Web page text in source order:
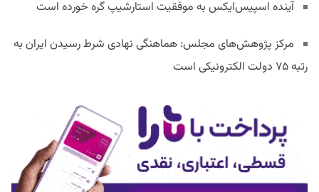
آینده اسپیس‌ایکس به موفقیت استارشیپ گره خورده است
مرکز پژوهش‌های مجلس: هماهنگی نهادی شرط رسیدن ایران به
رتبه ۷۵ دولت الکترونیکی است